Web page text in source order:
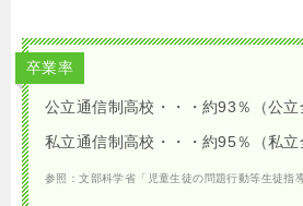
卒業率
公立通信制高校・・・約93％（公立
私立通信制高校・・・約95％（私立
参照：文部科学省「児童生徒の問題行動等生徒指